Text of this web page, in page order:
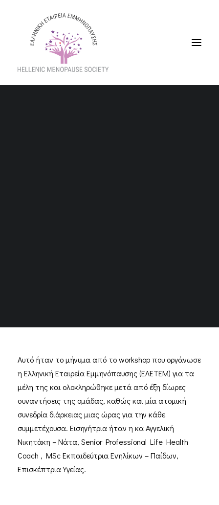
Αυτό ήταν το μήνυμα από το workshop που οργάνωσε
η Ελληνική Εταιρεία Εμμηνόπαυσης (ΕΛΕΤΕΜ) για τα
μέλη της και ολοκληρώθηκε μετά από έξη δίωρες
συναντήσεις της ομάδας, καθώς και μία ατομική
συνεδρία διάρκειας μιας ώρας για την κάθε
συμμετέχουσα. Εισηγήτρια ήταν η κα Αγγελική
Νικητάκη – Νάτα, Senior Professional Life Health
Coach , MSc Εκπαιδεύτρια Ενηλίκων – Παίδων,
Επισκέπτρια Υγείας.